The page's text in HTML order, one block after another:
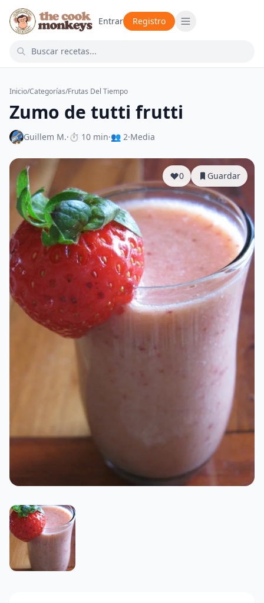
Entrar Registro
Inicio/Categorías/Frutas Del Tiempo
Zumo de tutti frutti
Guillem M.·⏱ 10 min·👥 2·Media
0 Guardar